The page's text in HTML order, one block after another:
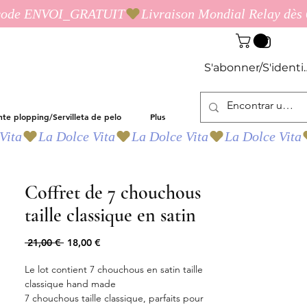
S'abonner/
plopping/Servilleta de pelo Plus
Coffret de 7 chouchous
taille classique en satin
21,00 € Precio
18,00 €
oferta
Le lot contient 7 chouchous en satin taille
classique hand made
7 chouchous taille classique, parfaits pour